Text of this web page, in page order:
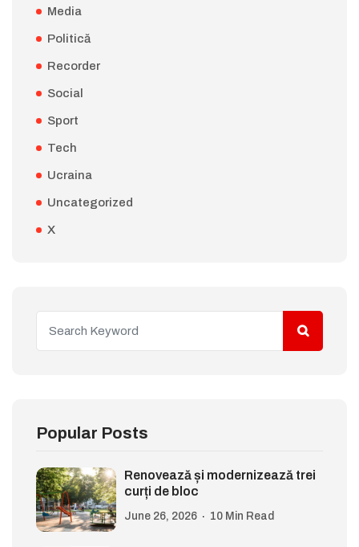
Media
Politică
Recorder
Social
Sport
Tech
Ucraina
Uncategorized
X
Popular Posts
Renovează și modernizează trei
curți de bloc
June 26, 2026 10 Min Read